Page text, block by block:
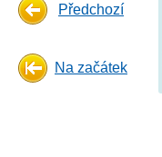
Předchozí
Na začátek